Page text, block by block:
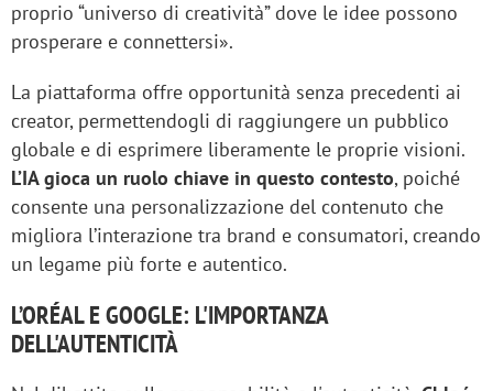
proprio “universo di creatività” dove le idee possono
prosperare e connettersi».
La piattaforma offre opportunità senza precedenti ai
creator, permettendogli di raggiungere un pubblico
globale e di esprimere liberamente le proprie visioni.
L’IA gioca un ruolo chiave in questo contesto, poiché
consente una personalizzazione del contenuto che
migliora l’interazione tra brand e consumatori, creando
un legame più forte e autentico.
L’ORÉAL E GOOGLE: L'IMPORTANZA
DELL'AUTENTICITÀ